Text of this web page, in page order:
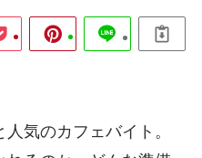
気のカフェバイト。